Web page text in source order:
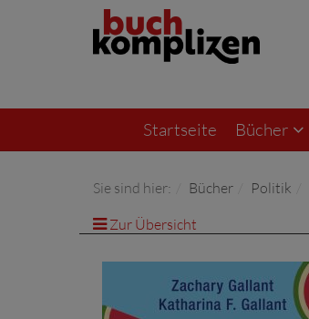
Startseite Bücher
Sie sind hier: Bücher Politik
Zur Übersicht